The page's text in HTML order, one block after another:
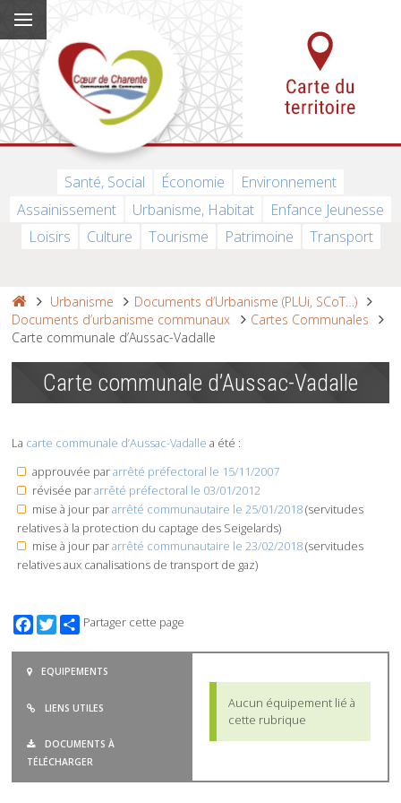
Santé, Social Économie
Environnement
Assainissement
Urbanisme, Habitat
Enfance Jeunesse
Loisirs
Culture Tourisme Patrimoine Transport
Urbanisme
Documents d’Urbanisme (PLUi, SCoT…)
Documents d’urbanisme communaux
Cartes Communales
Carte communale d’Aussac-Vadalle
Carte communale d’Aussac-Vadalle
La carte communale d’Aussac-Vadalle a été :
approuvée pararrêté préfectoral le 15/11/2007
révisée pararrêté préfectoral le 03/01/2012
mise à jour pararrêté communautaire le 25/01/2018(servitudes
relatives à la protection du captage des Seigelards)
mise à jour pararrêté communautaire le 23/02/2018(servitudes
relatives aux canalisations de transport de gaz)
Facebook
TwitterPartager cette page
EQUIPEMENTS
LIENS UTILES
DOCUMENTS À
TÉLÉCHARGER
Aucun équipement lié à
cette rubrique